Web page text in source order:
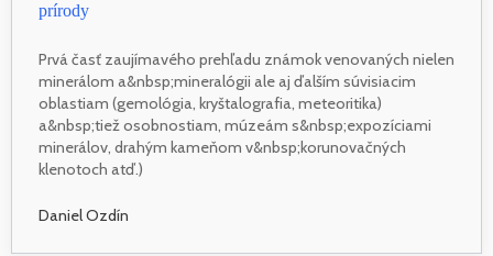
prírody
Prvá časť zaujímavého prehľadu známok venovaných nielen
minerálom a&nbsp;mineralógii ale aj ďalším súvisiacim
oblastiam (gemológia, kryštalografia, meteoritika)
a&nbsp;tiež osobnostiam, múzeám s&nbsp;expozíciami
minerálov, drahým kameňom v&nbsp;korunovačných
klenotoch atď.)
Daniel Ozdín